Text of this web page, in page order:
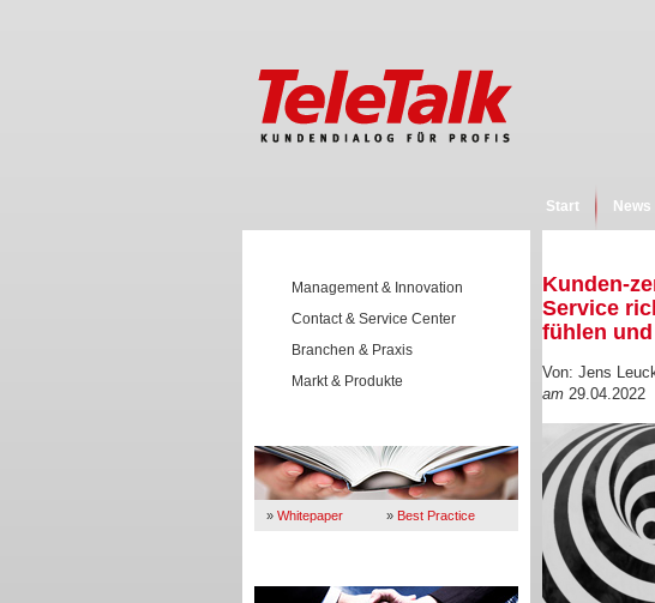
Start News
Management & Innovation
Contact & Service Center
Branchen & Praxis
Markt & Produkte
» Whitepaper » Best Practice
Kunden-
Service
fühlen
Von: Jens
am 29.04.2022